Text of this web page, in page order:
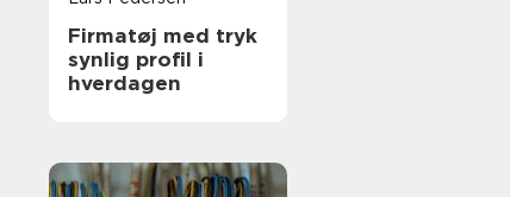
Firmatøj med tryk
synlig profil i
hverdagen